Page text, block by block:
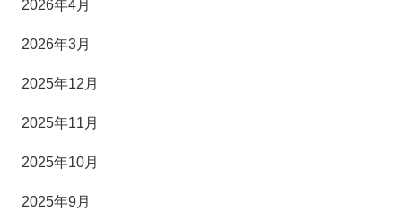
2026年4月
2026年3月
2025年12月
2025年11月
2025年10月
2025年9月